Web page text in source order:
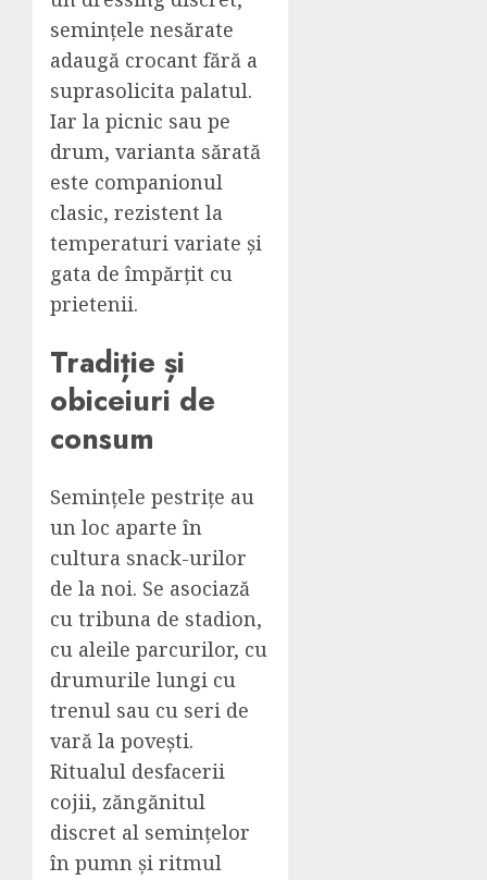
semințele nesărate
adaugă crocant fără a
suprasolicita palatul.
Iar la picnic sau pe
drum, varianta sărată
este companionul
clasic, rezistent la
temperaturi variate și
gata de împărțit cu
prietenii.
Tradiție și
obiceiuri de
consum
Semințele pestrițe au
un loc aparte în
cultura snack-urilor
de la noi. Se asociază
cu tribuna de stadion,
cu aleile parcurilor, cu
drumurile lungi cu
trenul sau cu seri de
vară la povești.
Ritualul desfacerii
cojii, zăngănitul
discret al semințelor
în pumn și ritmul